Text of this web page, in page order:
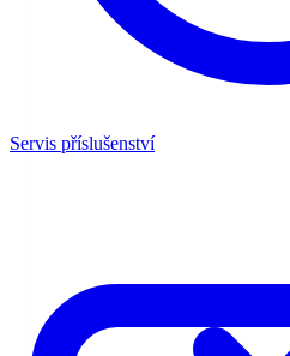
Servis příslušenství